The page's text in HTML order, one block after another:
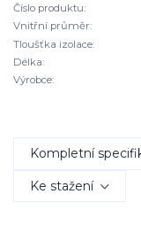
Číslo produktu:
Vnitřní průměr:
Tloušťka izolace:
Délka:
Výrobce:
Kompletní
Ke stažení